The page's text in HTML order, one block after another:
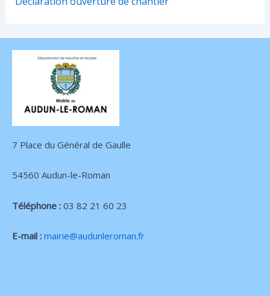
7 Place du Général de Gaulle
54560 Audun-le-Roman
Téléphone : 03 82 21 60 23
E-mail : mairie@audunleroman.fr